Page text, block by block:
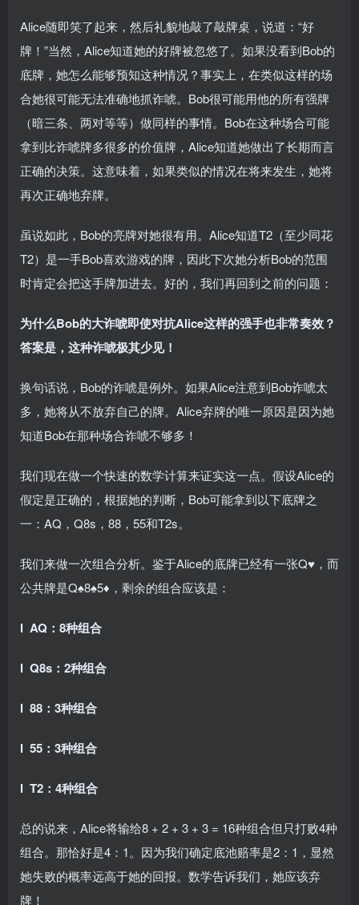
Alice随即笑了起来，然后礼貌地敲了敲牌桌，说道：“好
牌！”当然，Alice知道她的好牌被忽悠了。如果没看到Bob的
底牌，她怎么能够预知这种情况？事实上，在类似这样的场
合她很可能无法准确地抓诈唬。Bob很可能用他的所有强牌
（暗三条、两对等等）做同样的事情。Bob在这种场合可能
拿到比诈唬牌多很多的价值牌，Alice知道她做出了长期而言
正确的决策。这意味着，如果类似的情况在将来发生，她将
再次正确地弃牌。
虽说如此，Bob的亮牌对她很有用。Alice知道T2（至少同花
T2）是一手Bob喜欢游戏的牌，因此下次她分析Bob的范围
时肯定会把这手牌加进去。好的，我们再回到之前的问题：
为什么Bob的大诈唬即使对抗Alice这样的强手也非常奏效？
答案是，这种诈唬极其少见！
换句话说，Bob的诈唬是例外。如果Alice注意到Bob诈唬太
多，她将从不放弃自己的牌。Alice弃牌的唯一原因是因为她
知道Bob在那种场合诈唬不够多！
我们现在做一个快速的数学计算来证实这一点。假设Alice的
假定是正确的，根据她的判断，Bob可能拿到以下底牌之
一：AQ，Q8s，88，55和T2s。
我们来做一次组合分析。鉴于Alice的底牌已经有一张Q♥，而
公共牌是Q♠8♠5♦，剩余的组合应该是：
l AQ：8种组合
l Q8s：2种组合
l 88：3种组合
l 55：3种组合
l T2：4种组合
总的说来，Alice将输给8 + 2 + 3 + 3 = 16种组合但只打败4种
组合。那恰好是4：1。因为我们确定底池赔率是2：1，显然
她失败的概率远高于她的回报。数学告诉我们，她应该弃
牌！